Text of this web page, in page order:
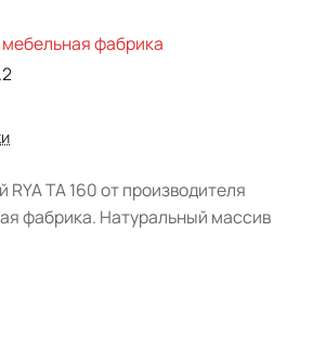
фабрика
RYA TA 160 от производителя
фабрика. Натуральный массив